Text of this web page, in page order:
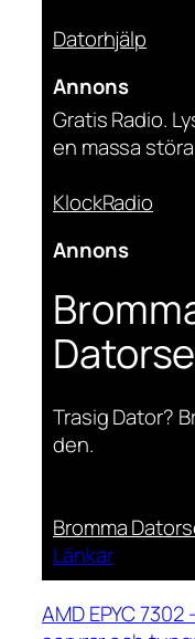
Datorhjälp
Annons
Gratis Radio.
en massa
KlockRadio
Annons
Trasig Dator?
den.
Bromma
Länkar
AMD EPYC